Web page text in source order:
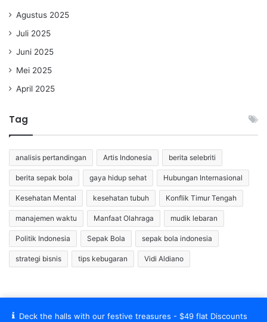
Deck the halls with our festive treasures - $49 flat Discounts
Agustus 2025
Juli 2025
Juni 2025
Mei 2025
April 2025
Tag
analisis pertandingan Artis Indonesia berita selebriti
berita sepak bola gaya hidup sehat Hubungan Internasional
Kesehatan Mental kesehatan tubuh Konflik Timur Tengah
manajemen waktu Manfaat Olahraga mudik lebaran
Politik Indonesia Sepak Bola sepak bola indonesia
strategi bisnis tips kebugaran Vidi Aldiano